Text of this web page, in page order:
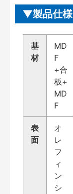
製品仕様
基
材
MD
F
+合
板+
MD
F
表
面
オ
レ
フ
ィ
ン
シ